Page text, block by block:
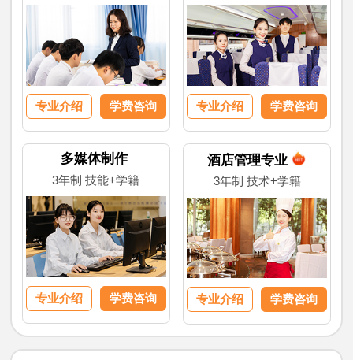
专业介绍 学费咨询 专业介绍 学费咨询
多媒体制作
3年制 技能+学籍
专业介绍 学费咨询
酒店管理专业
3年制 技术+学籍
专业介绍 学费咨询